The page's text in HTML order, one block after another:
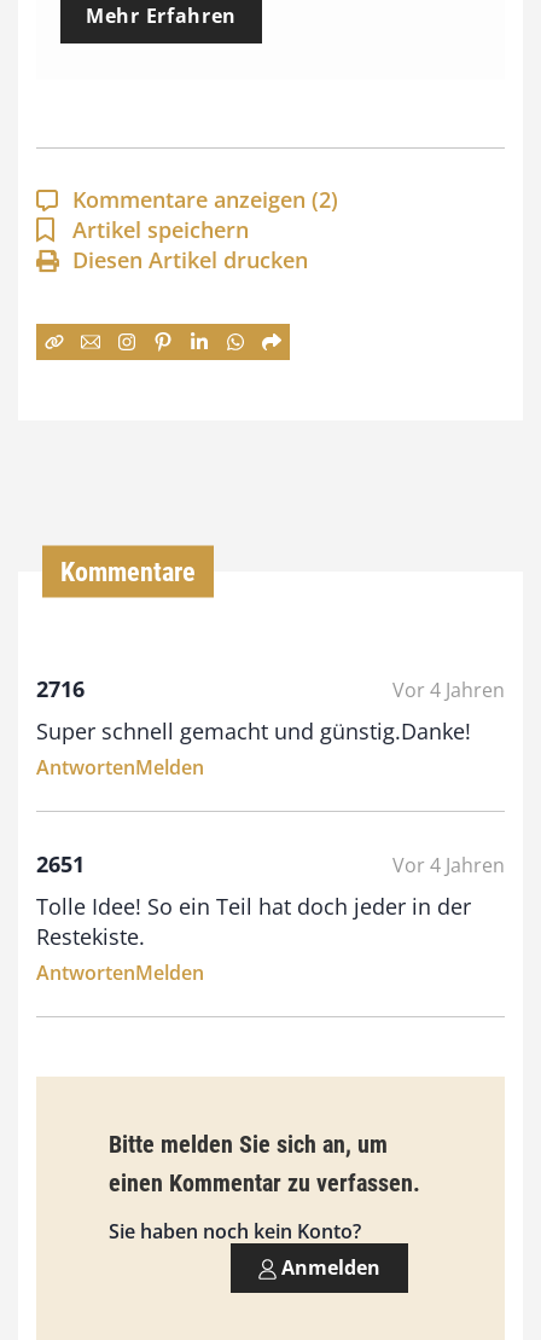
p
a
n
n
:
s
3
0
Mehr Erfahren
Kommentare anzeigen (2)
Artikel speichern
Diesen Artikel drucken
Kommentare
2716 Vor 4 Jahren
Super schnell gemacht und günstig.Danke!
AntwortenMelden
2651 Vor 4 Jahren
Tolle Idee! So ein Teil hat doch jeder in der
Restekiste.
AntwortenMelden
Bitte melden Sie sich an, um
einen Kommentar zu verfassen.
Sie haben noch kein Konto?
Anmelden